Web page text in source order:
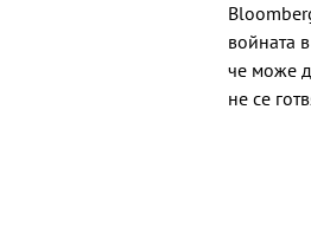
войната
че може
не се